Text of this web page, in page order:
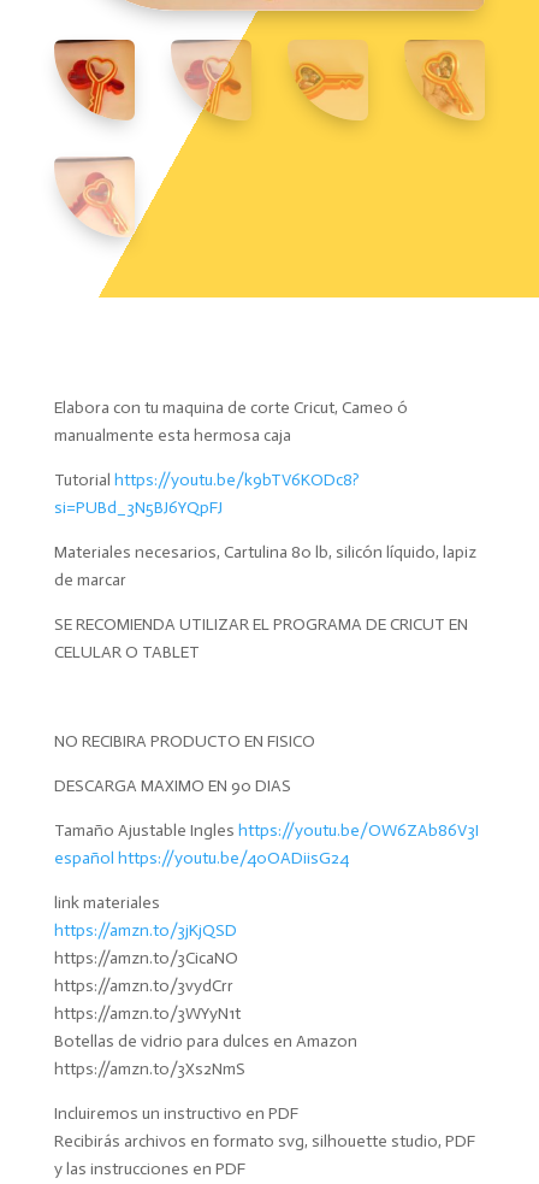
Elabora con tu maquina de corte Cricut, Cameo ó
manualmente esta hermosa caja
Tutorial https://youtu.be/k9bTV6KODc8?
si=PUBd_3N5BJ6YQpFJ
Materiales necesarios, Cartulina 80 lb, silicón líquido, lapiz
de marcar
SE RECOMIENDA UTILIZAR EL PROGRAMA DE CRICUT EN
CELULAR O TABLET
NO RECIBIRA PRODUCTO EN FISICO
DESCARGA MAXIMO EN 90 DIAS
Tamaño Ajustable Ingles https://youtu.be/OW6ZAb86V3I
español https://youtu.be/40OADiisG24
link materiales
https://amzn.to/3jKjQSD
https://amzn.to/3CicaNO
https://amzn.to/3vydCrr
https://amzn.to/3WYyN1t
Botellas de vidrio para dulces en Amazon
https://amzn.to/3Xs2NmS
Incluiremos un instructivo en PDF
Recibirás archivos en formato svg, silhouette studio, PDF
y las instrucciones en PDF